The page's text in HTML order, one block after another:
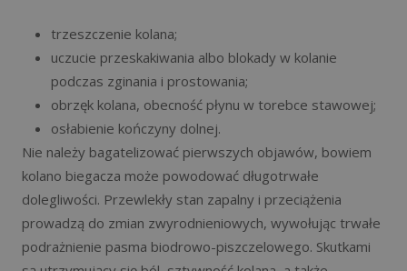
trzeszczenie kolana;
uczucie przeskakiwania albo blokady w kolanie
podczas zginania i prostowania;
obrzęk kolana, obecność płynu w torebce stawowej;
osłabienie kończyny dolnej.
Nie należy bagatelizować pierwszych objawów, bowiem
kolano biegacza może powodować długotrwałe
dolegliwości. Przewlekły stan zapalny i przeciążenia
prowadzą do zmian zwyrodnieniowych, wywołując trwałe
podrażnienie pasma biodrowo-piszczelowego. Skutkami